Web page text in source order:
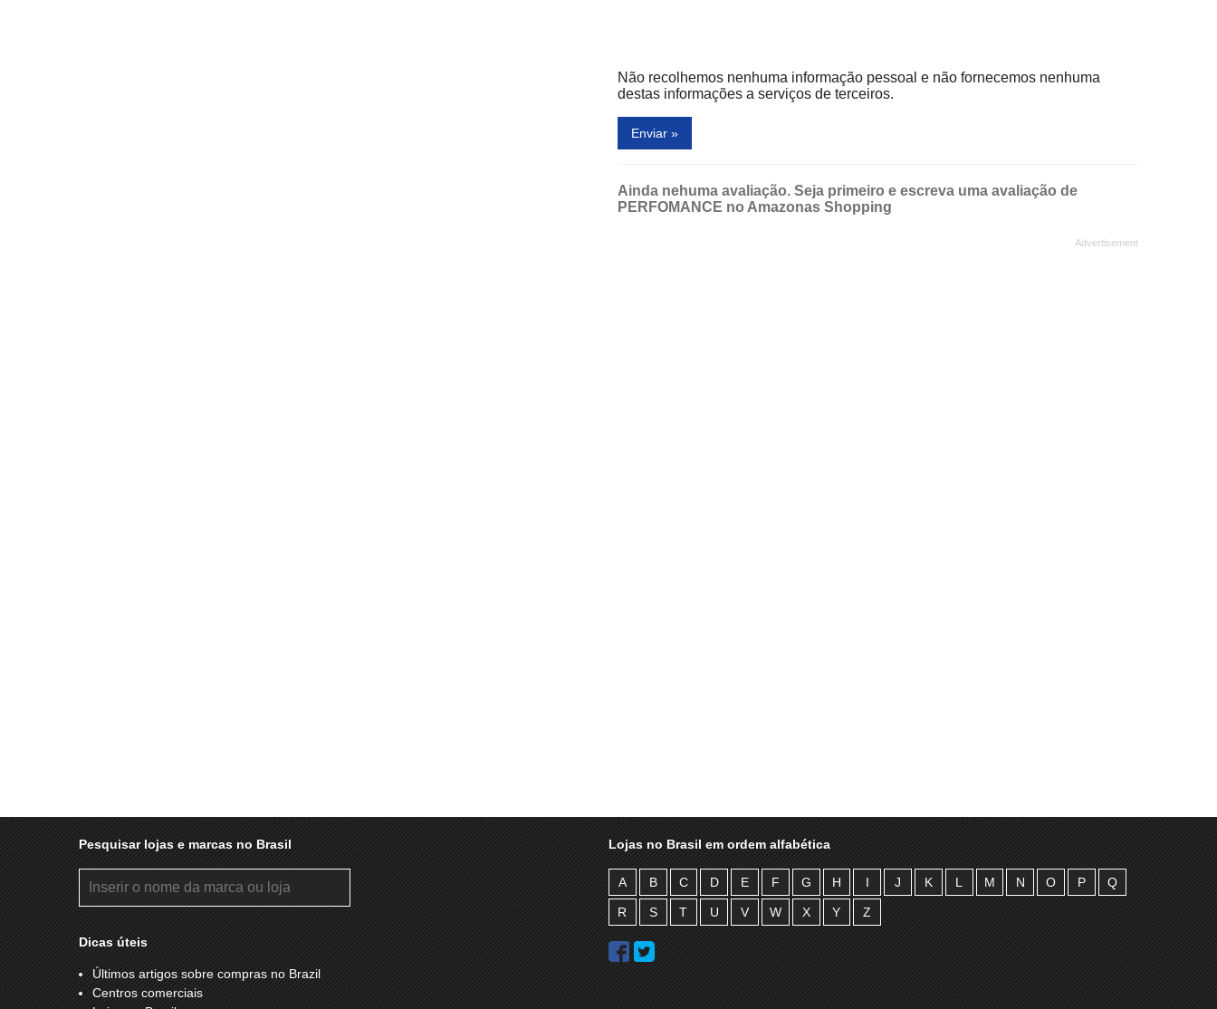
Não recolhemos nenhuma informação pessoal e não fornecemos nenhuma
destas informações a serviços de terceiros.
Enviar »
Ainda nehuma avaliação. Seja primeiro e escreva uma avaliação de
PERFOMANCE no Amazonas Shopping
Pesquisar lojas e marcas no Brasil
Dicas úteis
Últimos artigos sobre compras no Brazil
Centros comerciais
Lojas no Brasil em ordem alfabética
A B C D E F G H I J K L M N O P Q
R S T U V W X Y Z